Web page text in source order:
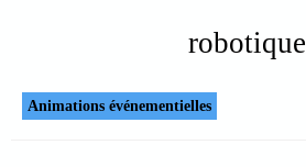
robotique
Animations événementielles